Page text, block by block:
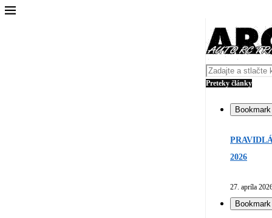
Preteky články
Bookmark
2026
27. apríla
Bookmark